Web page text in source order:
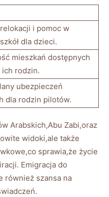
i pomoc w
dla dzieci.
mieszkań dostępnych
rodzin.
ubezpieczeń
dla rodzin pilotów.
Arabskich,Abu Zabi,oraz
widoki,ale także
sprawia,że życie
Emigracja do
również szansa na